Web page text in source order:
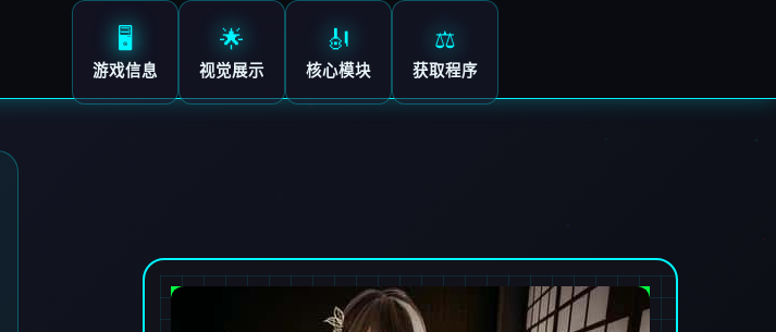
🖥️
游戏信息
🌟
视觉展示
🎻
核心模块
⚖️
获取程序